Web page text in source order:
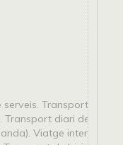
Transport
diari de la
Viatge